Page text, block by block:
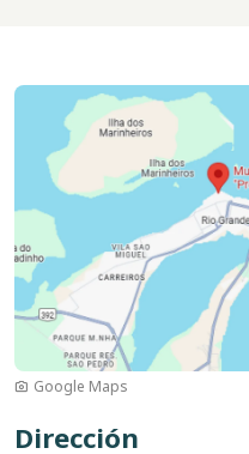
Imagen
Google Maps
Dirección